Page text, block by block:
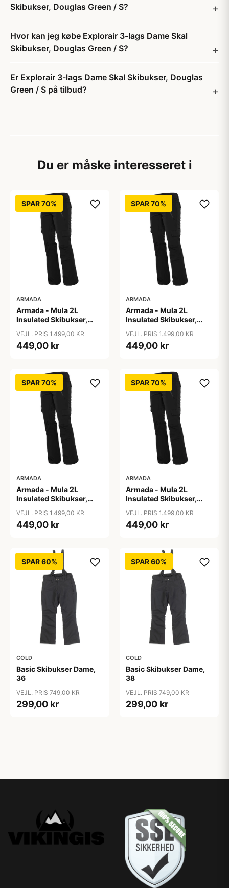
Skibukser, Douglas Green / S?
Hvor kan jeg købe Explorair 3-lags Dame Skal
Skibukser, Douglas Green / S?
Er Explorair 3-lags Dame Skal Skibukser, Douglas
Green / S på tilbud?
Du er måske interesseret i
SPAR 70%
ARMADA
Armada - Mula 2L
Insulated Skibukser,
VEJL. PRIS 1.499,00 KR
449,00 kr
SPAR 70%
ARMADA
Armada - Mula 2L
Insulated Skibukser,
VEJL. PRIS 1.499,00 KR
449,00 kr
SPAR 70%
ARMADA
Armada - Mula 2L
Insulated Skibukser,
VEJL. PRIS 1.499,00 KR
449,00 kr
SPAR 70%
ARMADA
Armada - Mula 2L
Insulated Skibukser,
VEJL. PRIS 1.499,00 KR
449,00 kr
SPAR 60%
COLD
Basic Skibukser Dame,
36
VEJL. PRIS 749,00 KR
299,00 kr
SPAR 60%
COLD
Basic Skibukser Dame,
38
VEJL. PRIS 749,00 KR
299,00 kr